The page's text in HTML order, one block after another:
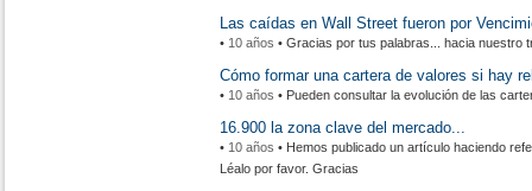
Las caídas en Wall Street fueron por
• 10 años • Gracias por tus palabras... hacia nuestro
Cómo formar una cartera de valores si hay
• 10 años • Pueden consultar la evolución de las
16.900 la zona clave del mercado...
• 10 años • Hemos publicado un artículo haciendo
Léalo por favor. Gracias